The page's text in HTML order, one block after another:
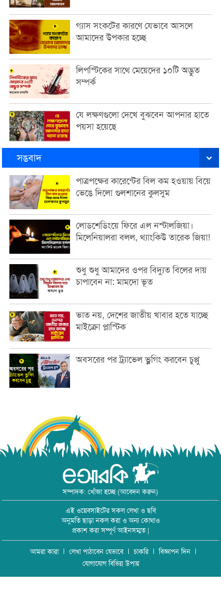
গ্যাস সংকটের কারণে যেভাবে আসলে
আমাদের উপকার হচ্ছে
লিপস্টিকের সাথে মেয়েদের ১০টি অদ্ভুত
সম্পর্ক
যে লক্ষণগুলো দেখে বুঝবেন আপনার হাতে
পয়সা হয়েছে
সঙবাদ
পাত্রপক্ষের কারেন্টের বিল কম হওয়ায় বিয়ে
ভেঙে দিলো গুলশানের কুলসুম
লোডশেডিংয়ে ফিরে এল নস্টালজিয়া।
মিলেনিয়ালরা বলল, থ্যাংকিউ তারেক জিয়া!
শুধু শুধু আমাদের ওপর বিদ্যুত বিলের দায়
চাপাবেন না: মামদো ভূত
ভাত নয়, দেশের জাতীয় খাবার হতে যাচ্ছে
মাইক্রো প্লাস্টিক
অবসরের পর ট্র্যাভেল ভ্লগিং করবেন চুপ্পু
সম্পাদক: খোঁজা হচ্ছে (আবেদন করুন)
এই ওয়েবসাইটের সকল লেখা ও ছবি
অনুমতি ছাড়া নকল করা ও অন্য কোথাও
প্রকাশ করা সম্পূর্ণ আইনসম্মত |
আমরা কারা লেখা পাঠাবেন যেভাবে চাকরি
বিজ্ঞাপন দিন
যোগাযোগ বিভিন্ন উপায়